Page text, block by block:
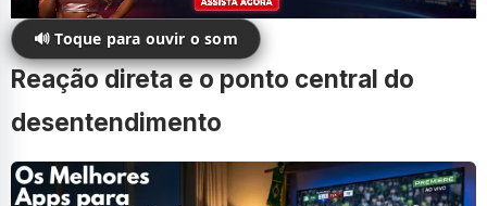
🔊 Toque para ouvir o som
Reação direta e o ponto central do
desentendimento